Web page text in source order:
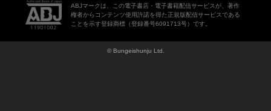
ABJマークは、この電子書店・電子書籍配信サービスが、著作
権者からコンテンツ使用許諾を得た正規版配信サービスである
ことを示す登録商標（登録番号6091713号）です。
© Bungeishunju Ltd.